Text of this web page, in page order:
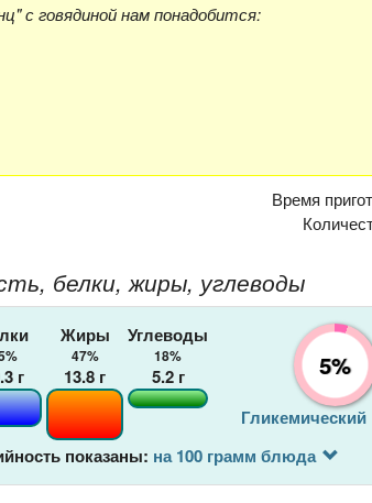
с говядиной нам понадобится:
Время
белки, жиры, углеводы
г
Жиры
47%
13.8 г
Углеводы
18%
5.2г 5%
Гликемический
показаны: на 100 грамм блюда